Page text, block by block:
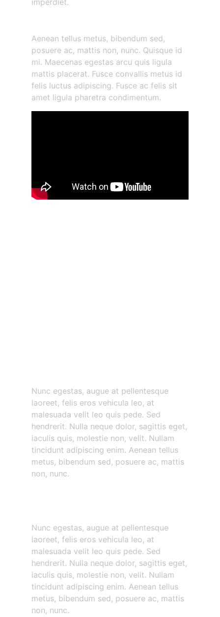
Aenean tellus metus, bibendum sed,
posuere ac, mattis non, nunc. Quisque id
mi. Maecenas egestas arcu quis ligula
mattis placerat. Fusce convallis metus id
felis luctus adipiscing. Fusce ac felis sit
amet ligula pharetra condimentum.
Nunc egestas, augue at pellentesque
laoreet, felis eros vehicula leo, at
malesuada velit leo quis pede. Sed
hendrerit. Nulla neque dolor, sagittis eget,
iaculis quis, molestie non, velit. Nullam
tincidunt adipiscing enim. Aenean tellus
metus, bibendum sed, posuere ac, mattis
non, nunc.
Nunc egestas, augue at pellentesque
laoreet, felis eros vehicula leo, at
malesuada velit leo quis pede. Sed
hendrerit. Nulla neque dolor, sagittis eget,
iaculis quis, molestie non, velit. Nullam
tincidunt adipiscing enim. Aenean tellus
metus, bibendum sed, posuere ac, mattis
non, nunc.